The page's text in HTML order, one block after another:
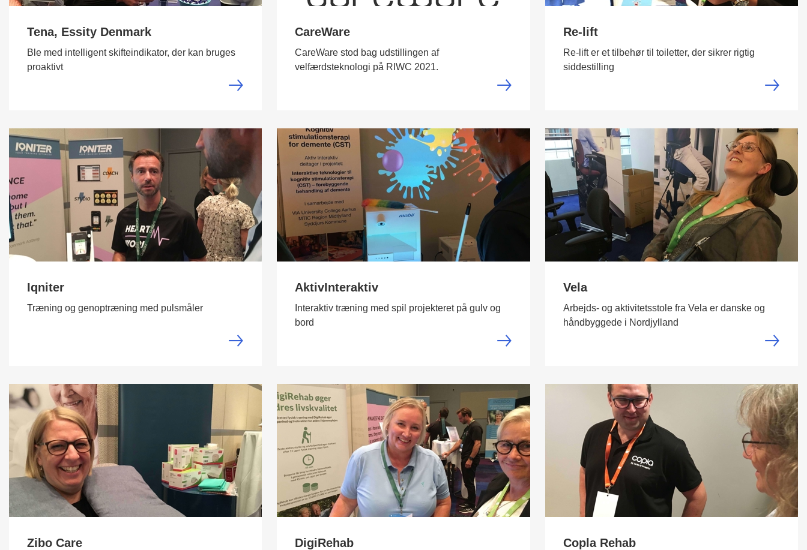
Tena, Essity Denmark
Ble med intelligent skifteindikator, der kan bruges
proaktivt
CareWare
CareWare stod bag udstillingen af
velfærdsteknologi på RIWC 2021.
Re-lift
Re-lift er et tilbehør til toiletter, der sikrer rigtig
siddestilling
Iqniter
Træning og genoptræning med pulsmåler
AktivInteraktiv
Interaktiv træning med spil projekteret på gulv og
bord
Vela
Arbejds- og aktivitetsstole fra Vela er danske og
håndbyggede i Nordjylland
Zibo Care DigiRehab Copla Rehab